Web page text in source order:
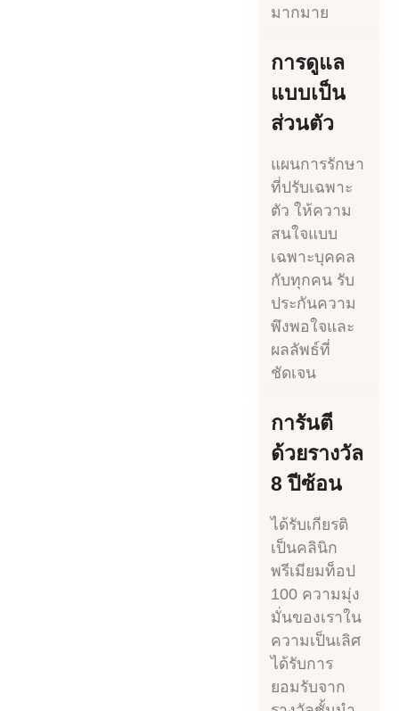
มากมาย
การดูแล
แบบเป็น
ส่วนตัว
แผนการรักษา
ที่ปรับเฉพาะ
ตัว ให้ความ
สนใจแบบ
เฉพาะบุคคล
กับทุกคน รับ
ประกันความ
พึงพอใจและ
ผลลัพธ์ที่
ชัดเจน
การันตี
ด้วยรางวัล
8 ปีซ้อน
ได้รับเกียรติ
เป็นคลินิก
พรีเมียมท็อป
100 ความมุ่ง
มั่นของเราใน
ความเป็นเลิศ
ได้รับการ
ยอมรับจาก